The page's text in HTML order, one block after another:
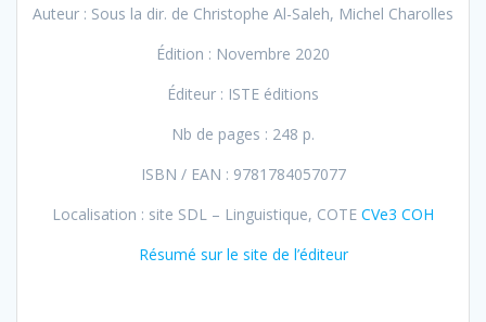
Auteur : Sous la dir. de Christophe Al-Saleh, Michel Charolles
Édition : Novembre 2020
Éditeur : ISTE éditions
Nb de pages : 248 p.
ISBN / EAN : 9781784057077
Localisation : site SDL – Linguistique, COTE CVe3 COH
Résumé sur le site de l’éditeur